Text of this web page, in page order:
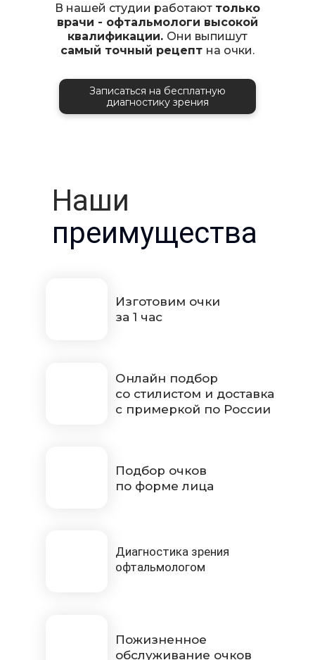
В нашей студии работают только
врачи - офтальмологи высокой
квалификации. Они выпишут
самый точный рецепт на очки.
Записаться на бесплатную
диагностику зрения
Наши
преимущества
Изготовим очки
за 1 час
Подбор очков
по форме лица
Пожизненное
обслуживание очков
Онлайн подбор
со стилистом и доставка
с примеркой по России
Диагностика зрения
офтальмологом